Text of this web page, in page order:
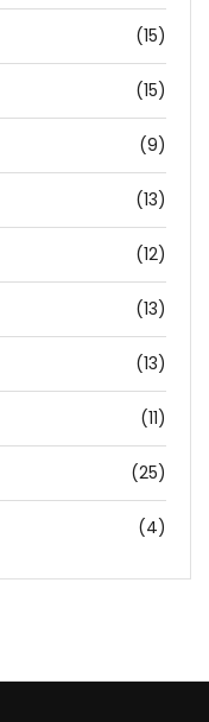
(15)
(15)
(9)
(13)
(12)
(13)
(13)
(11)
(25)
(4)